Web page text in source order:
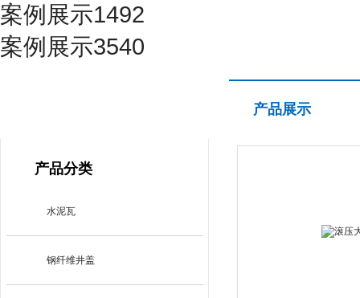
案例展示1492
案例展示3540
产品分类
水泥瓦
钢纤维井盖
产品展示